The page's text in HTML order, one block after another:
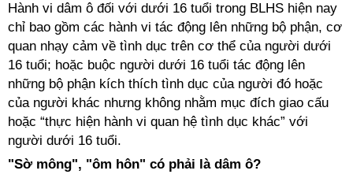
Hành vi dâm ô đối với dưới 16 tuổi trong BLHS hiện nay
chỉ bao gồm các hành vi tác động lên những bộ phận, cơ
quan nhạy cảm về tình dục trên cơ thể của người dưới
16 tuổi; hoặc buộc người dưới 16 tuổi tác động lên
những bộ phận kích thích tình dục của người đó hoặc
của người khác nhưng không nhằm mục đích giao cấu
hoặc “thực hiện hành vi quan hệ tình dục khác” với
người dưới 16 tuổi.
"Sờ mông", "ôm hôn" có phải là dâm ô?